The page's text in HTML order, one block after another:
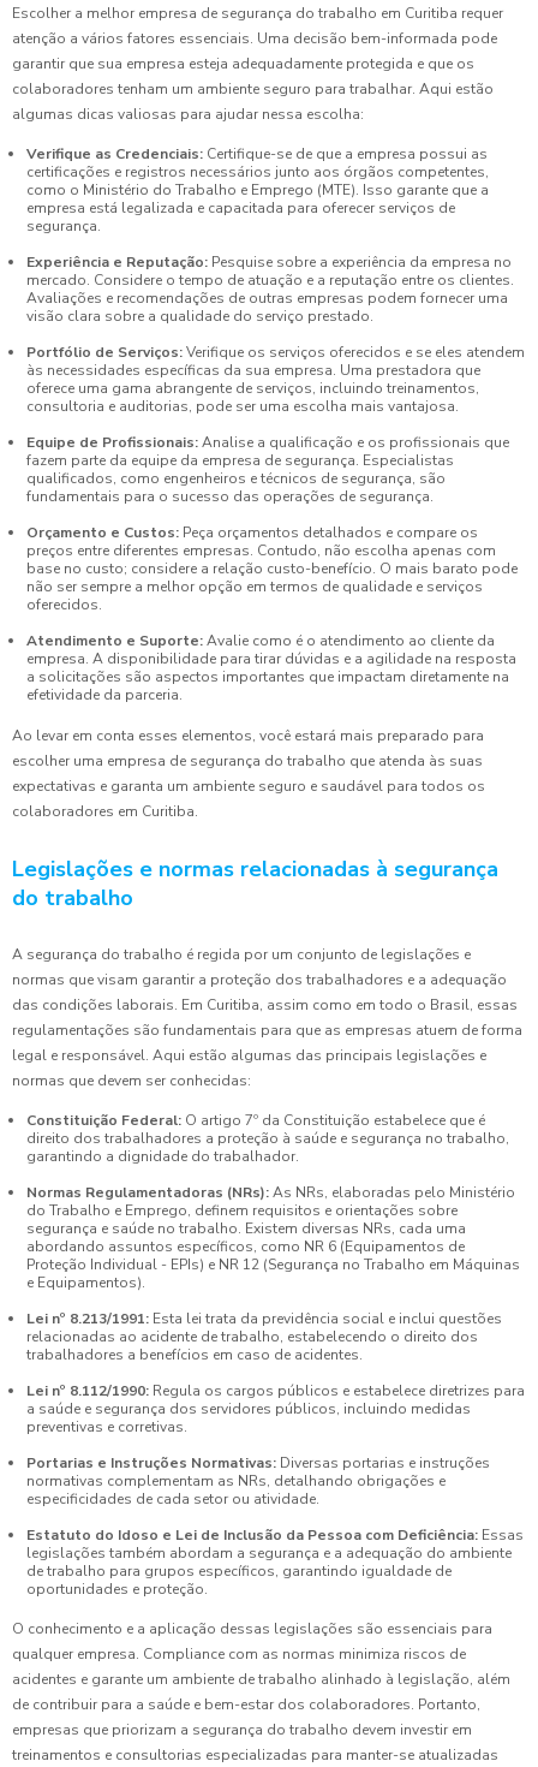
Escolher a melhor empresa de segurança do trabalho em Curitiba requer
atenção a vários fatores essenciais. Uma decisão bem-informada pode
garantir que sua empresa esteja adequadamente protegida e que os
colaboradores tenham um ambiente seguro para trabalhar. Aqui estão
algumas dicas valiosas para ajudar nessa escolha:
Verifique as Credenciais: Certifique-se de que a empresa possui as
certificações e registros necessários junto aos órgãos competentes,
como o Ministério do Trabalho e Emprego (MTE). Isso garante que a
empresa está legalizada e capacitada para oferecer serviços de
segurança.
Experiência e Reputação: Pesquise sobre a experiência da empresa no
mercado. Considere o tempo de atuação e a reputação entre os clientes.
Avaliações e recomendações de outras empresas podem fornecer uma
visão clara sobre a qualidade do serviço prestado.
Portfólio de Serviços:Verifique os serviços oferecidos e se eles atendem
às necessidades específicas da sua empresa. Uma prestadora que
oferece uma gama abrangente de serviços, incluindo treinamentos,
consultoria e auditorias, pode ser uma escolha mais vantajosa.
Equipe de Profissionais:Analise a qualificação e os profissionais que
fazem parte da equipe da empresa de segurança. Especialistas
qualificados, como engenheiros e técnicos de segurança, são
fundamentais para o sucesso das operações de segurança.
Orçamento e Custos: Peça orçamentos detalhados e compare os
preços entre diferentes empresas. Contudo, não escolha apenas com
base no custo; considere a relação custo-benefício. O mais barato pode
não ser sempre a melhor opção em termos de qualidade e serviços
oferecidos.
Atendimento e Suporte:Avalie como é o atendimento ao cliente da
empresa. A disponibilidade para tirar dúvidas e a agilidade na resposta
a solicitações são aspectos importantes que impactam diretamente na
efetividade da parceria.
Ao levar em conta esses elementos, você estará mais preparado para
escolher uma empresa de segurança do trabalho que atenda às suas
expectativas e garanta um ambiente seguro e saudável para todos os
colaboradores em Curitiba.
Legislações e normas relacionadas à segurança
do trabalho
A segurança do trabalho é regida por um conjunto de legislações e
normas que visam garantir a proteção dos trabalhadores e a adequação
das condições laborais. Em Curitiba, assim como em todo o Brasil, essas
regulamentações são fundamentais para que as empresas atuem de forma
legal e responsável. Aqui estão algumas das principais legislações e
normas que devem ser conhecidas:
Constituição Federal: O artigo 7º da Constituição estabelece que é
direito dos trabalhadores a proteção à saúde e segurança no trabalho,
garantindo a dignidade do trabalhador.
Normas Regulamentadoras (NRs):As NRs, elaboradas pelo Ministério
do Trabalho e Emprego, definem requisitos e orientações sobre
segurança e saúde no trabalho. Existem diversas NRs, cada uma
abordando assuntos específicos, como NR 6 (Equipamentos de
Proteção Individual - EPIs) e NR 12 (Segurança no Trabalho em Máquinas
e Equipamentos).
Lei nº 8.213/1991: Esta lei trata da previdência social e inclui questões
relacionadas ao acidente de trabalho, estabelecendo o direito dos
trabalhadores a benefícios em caso de acidentes.
Lei nº 8.112/1990: Regula os cargos públicos e estabelece diretrizes para
a saúde e segurança dos servidores públicos, incluindo medidas
preventivas e corretivas.
Portarias e Instruções Normativas: Diversas portarias e instruções
normativas complementam as NRs, detalhando obrigações e
especificidades de cada setor ou atividade.
Estatuto do Idoso e Lei de Inclusão da Pessoa com Deficiência: Essas
legislações também abordam a segurança e a adequação do ambiente
de trabalho para grupos específicos, garantindo igualdade de
oportunidades e proteção.
O conhecimento e a aplicação dessas legislações são essenciais para
qualquer empresa. Compliance com as normas minimiza riscos de
acidentes e garante um ambiente de trabalho alinhado à legislação, além
de contribuir para a saúde e bem-estar dos colaboradores. Portanto,
empresas que priorizam a segurança do trabalho devem investir em
treinamentos e consultorias especializadas para manter-se atualizadas